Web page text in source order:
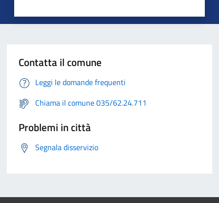
Contatta il comune
Leggi le domande frequenti
Chiama il comune 035/62.24.711
Problemi in città
Segnala disservizio